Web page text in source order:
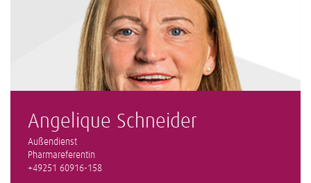
Angelique Schneider
Außendienst
Pharmareferentin
+49251 60916-158